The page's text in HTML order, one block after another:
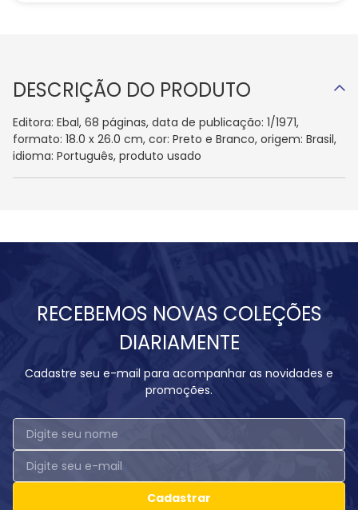
DESCRIÇÃO DO PRODUTO
Editora: Ebal, 68 páginas, data de publicação: 1/1971,
formato: 18.0 x 26.0 cm, cor: Preto e Branco, origem: Brasil,
idioma: Português, produto usado
RECEBEMOS NOVAS COLEÇÕES
DIARIAMENTE
Cadastre seu e-mail para acompanhar as novidades e
promoções.
Cadastrar